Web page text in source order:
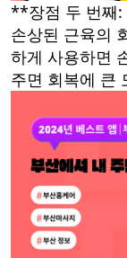
**장점 두 번째
손상된 근육의
하게 사용하면
주면 회복에 큰